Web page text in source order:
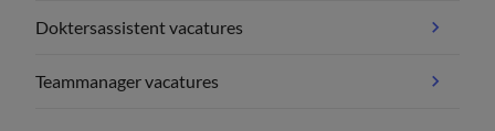
Doktersassistent vacatures
Teammanager vacatures